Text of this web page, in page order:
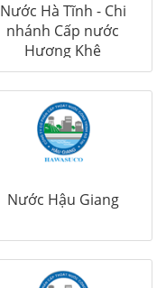
Nước Hà Tĩnh - Chi
nhánh Cấp nước
Hương Khê
Nước Hậu Giang